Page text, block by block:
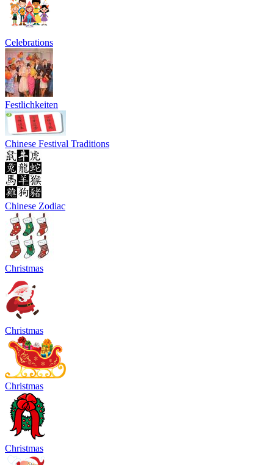
Celebrations
Festlichkeiten
Chinese Festival Traditions
Chinese Zodiac
Christmas
Christmas
Christmas
Christmas